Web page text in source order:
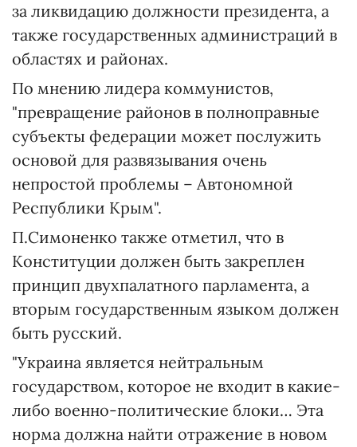
за ликвидацию должности президента, а
также государственных администраций в
областях и районах.
По мнению лидера коммунистов,
"превращение районов в полноправные
субъекты федерации может послужить
основой для развязывания очень
непростой проблемы – Автономной
Республики Крым".
П.Симоненко также отметил, что в
Конституции должен быть закреплен
принцип двухпалатного парламента, а
вторым государственным языком должен
быть русский.
"Украина является нейтральным
государством, которое не входит в какие-
либо военно-политические блоки… Эта
норма должна найти отражение в новом